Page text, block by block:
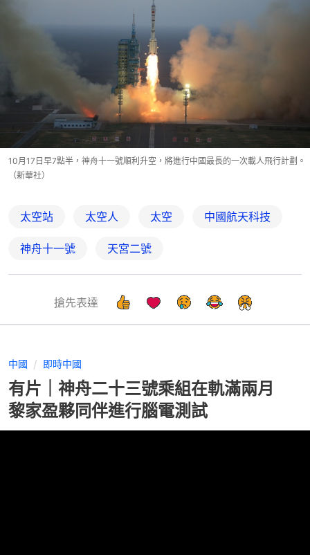
10月17日早7點半，神舟十一號順利升空，將進行中國最長的一次載人飛行計劃。
（新華社）
太空站 太空人 太空 中國航天科技
神舟十一號 天宮二號
搶先表達
中國 即時中國
有片｜神舟二十三號乘組在軌滿兩月
黎家盈夥同伴進行腦電測試